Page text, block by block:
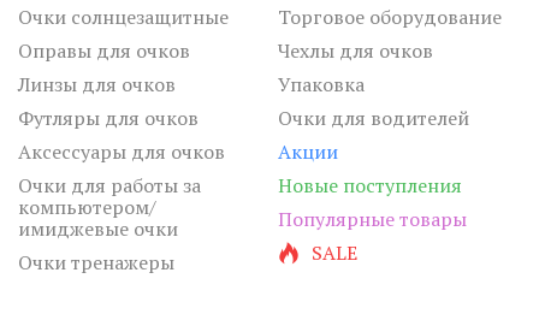
Очки солнцезащитные
Оправы для очков
Линзы для очков
Футляры для очков
Аксессуары для очков
Очки для работы за
компьютером/
имиджевые очки
Очки тренажеры
Торговое оборудование
Чехлы для очков
Упаковка
Очки для водителей
Акции
Новые поступления
Популярные товары
SALE